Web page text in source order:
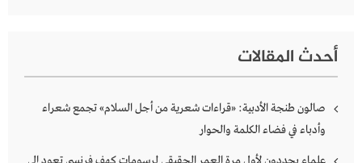
أحدث المقالات
صالون طنجة الأدبية: «قراءات شعرية من أجل السلام» تجمع شعراء
وأدباء في فضاء الكلمة والحوار